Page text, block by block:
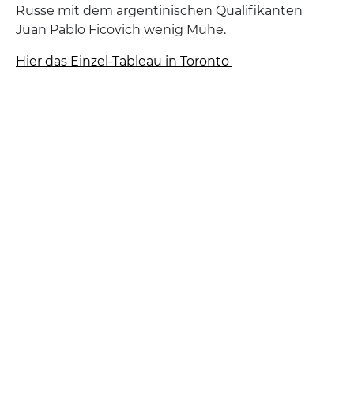
Russe mit dem argentinischen Qualifikanten
Juan Pablo Ficovich wenig Mühe.
Hier das Einzel-Tableau in Toronto